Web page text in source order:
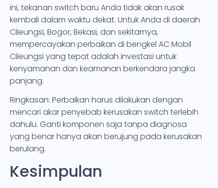
ini, tekanan switch baru Anda tidak akan rusak
kembali dalam waktu dekat. Untuk Anda di daerah
Cileungsi, Bogor, Bekasi, dan sekitarnya,
mempercayakan perbaikan di bengkel AC Mobil
Cileungsi yang tepat adalah investasi untuk
kenyamanan dan keamanan berkendara jangka
panjang.
Ringkasan: Perbaikan harus dilakukan dengan
mencari akar penyebab kerusakan switch terlebih
dahulu. Ganti komponen saja tanpa diagnosa
yang benar hanya akan berujung pada kerusakan
berulang.
Kesimpulan